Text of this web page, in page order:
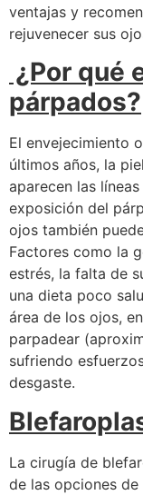
ventajas y
rejuvenecer sus
¿Por qué
párpados?
El envejecimiento
últimos años, la
aparecen las
exposición del
ojos también
Factores como la
estrés, la falta de
una dieta poco
área de los ojos,
parpadear
sufriendo
desgaste.
La cirugía de
de las opciones